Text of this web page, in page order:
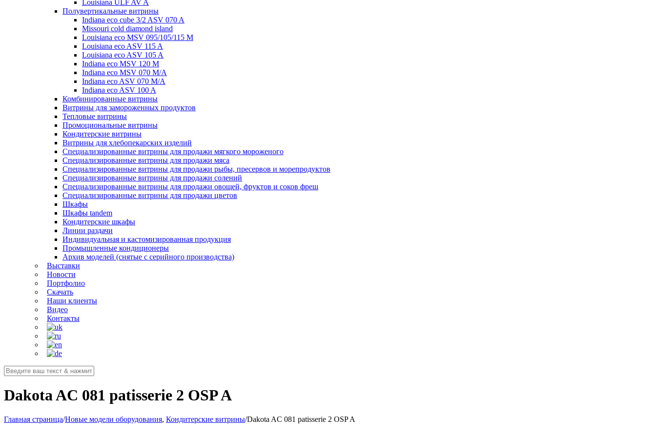
Louisiana ULF AV A
Полувертикальные витрины
Indiana eco cube 3/2 ASV 070 A
Missouri cold diamond island
Louisiana eco MSV 095/105/115 M
Louisiana eco ASV 115 A
Louisiana eco ASV 105 A
Indiana eco MSV 120 M
Indiana eco MSV 070 M/A
Indiana eco ASV 070 M/A
Indiana eco ASV 100 A
Комбинированные витрины
Витрины для замороженных продуктов
Тепловые витрины
Промоциональные витрины
Кондитерские витрины
Витрины для хлебопекарских изделий
Специализированные витрины для продажи мягкого мороженого
Специализированные витрины для продажи мяса
Специализированные витрины для продажи рыбы, пресервов и морепродуктов
Специализированные витрины для продажи солений
Специализированные витрины для продажи овощей, фруктов и соков фреш
Специализированные витрины для продажи цветов
Шкафы
Шкафы tandem
Кондитерские шкафы
Линии раздачи
Индивидуальная и кастомизированная продукция
Промышленные кондиционеры
Архив моделей (снятые с серийного производства)
Выставки
Новости
Портфолио
Скачать
Наши клиенты
Видео
Контакты
Dakota AС 081 patisserie 2 OSP A
Главная страница/Новые модели оборудования, Кондитерские витрины/Dakota AС 081 patisserie 2 OSP A